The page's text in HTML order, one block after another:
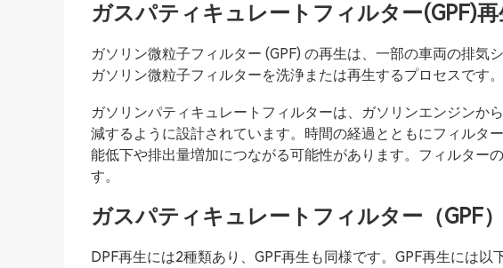
ガスパティキュレートフィルター(GPF)
ガソリン微粒子フィルター (GPF) の再生は、一部の車両の排気
ガソリン微粒子フィルターを洗浄または再生するプロセスです。
ガソリンパティキュレートフィルターは、ガソリンエンジンか
減するように設計されています。時間の経過とともにフィルタ
能低下や排出量増加につながる可能性があります。フィルター
す。
ガスパティキュレートフィルター（GPF
DPF再生には2種類あり、GPF再生も同様です。GPF再生には以